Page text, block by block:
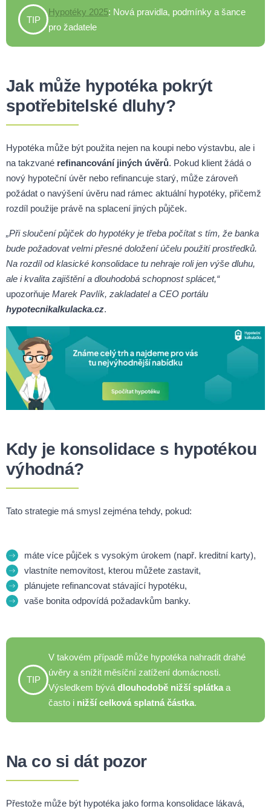
TIP
Hypotéky 2025: Nová pravidla, podmínky a šance
pro žadatele
Jak může hypotéka pokrýt
spotřebitelské dluhy?
Hypotéka může být použita nejen na koupi nebo výstavbu, ale i
na takzvané refinancování jiných úvěrů. Pokud klient žádá o
nový hypoteční úvěr nebo refinancuje starý, může zároveň
požádat o navýšení úvěru nad rámec aktuální hypotéky, přičemž
rozdíl použije právě na splacení jiných půjček.
„Při sloučení půjček do hypotéky je třeba počítat s tím, že banka
bude požadovat velmi přesné doložení účelu použití prostředků.
Na rozdíl od klasické konsolidace tu nehraje roli jen výše dluhu,
ale i kvalita zajištění a dlouhodobá schopnost splácet,“
upozorňuje Marek Pavlík, zakladatel a CEO portálu
hypotecnikalkulacka.cz.
Kdy je konsolidace s hypotékou
výhodná?
Tato strategie má smysl zejména tehdy, pokud:
máte více půjček s vysokým úrokem (např. kreditní karty),
vlastníte nemovitost, kterou můžete zastavit,
plánujete refinancovat stávající hypotéku,
vaše bonita odpovídá požadavkům banky.
TIP
V takovém případě může hypotéka nahradit drahé
úvěry a snížit měsíční zatížení domácnosti.
Výsledkem bývá dlouhodobě nižší splátka a
často i nižší celková splatná částka.
Na co si dát pozor
Přestože může být hypotéka jako forma konsolidace lákavá,